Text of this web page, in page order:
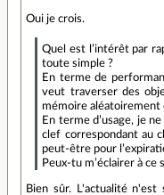
Oui je crois.
Quel est l’intérêt par
toute simple ?
En terme de
veut traverser des
mémoire aléatoirement
En terme d’usage, je
clef correspondant au
peut-être pour
Peux-tu m’éclairer à ce
Bien sûr. L'actualité n'est